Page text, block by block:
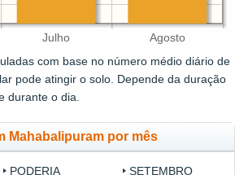
Julho Agosto
com base no número médio diário de
pode atingir o solo. Depende da duração
durante o dia.
Mahabalipuram por mês
PODERIA
SETEMBRO